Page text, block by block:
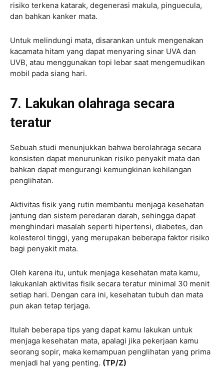
risiko terkena katarak, degenerasi makula, pinguecula,
dan bahkan kanker mata.
Untuk melindungi mata, disarankan untuk mengenakan
kacamata hitam yang dapat menyaring sinar UVA dan
UVB, atau menggunakan topi lebar saat mengemudikan
mobil pada siang hari.
7. Lakukan olahraga secara
teratur
Sebuah studi menunjukkan bahwa berolahraga secara
konsisten dapat menurunkan risiko penyakit mata dan
bahkan dapat mengurangi kemungkinan kehilangan
penglihatan.
Aktivitas fisik yang rutin membantu menjaga kesehatan
jantung dan sistem peredaran darah, sehingga dapat
menghindari masalah seperti hipertensi, diabetes, dan
kolesterol tinggi, yang merupakan beberapa faktor risiko
bagi penyakit mata.
Oleh karena itu, untuk menjaga kesehatan mata kamu,
lakukanlah aktivitas fisik secara teratur minimal 30 menit
setiap hari. Dengan cara ini, kesehatan tubuh dan mata
pun akan tetap terjaga.
Itulah beberapa tips yang dapat kamu lakukan untuk
menjaga kesehatan mata, apalagi jika pekerjaan kamu
seorang sopir, maka kemampuan penglihatan yang prima
menjadi hal yang penting. (TP/Z)